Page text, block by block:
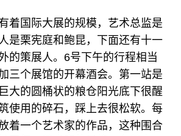
着国际大展的规模，艺术总监是
是栗宪庭和鲍昆，下面还有十一
的策展人。6号下午的行程相当
三个展馆的开幕酒会。第一站是
大的圆桶状的粮仓阳光底下很醒
使用的碎石，踩上去很松软。每
着一个艺术家的作品，这种围合